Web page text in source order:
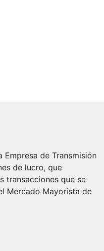
Empresa de Transmisión
de lucro, que
transacciones que se
Mercado Mayorista de